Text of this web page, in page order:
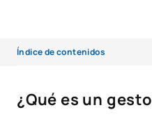
Índice de contenidos
Funciones de un gestor energético
¿Qué es un